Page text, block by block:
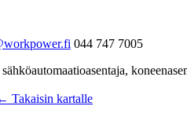
044 747 7005
Takaisin kartalle